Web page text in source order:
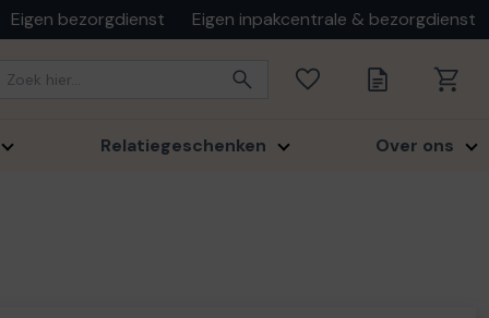
Eigen bezorgdienst Eigen inpakcentrale & bezorgdienst
Relatiegeschenken Over ons